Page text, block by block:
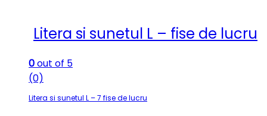
Litera si sunetul L – fise de lucru
0out of 5
(0)
Litera si sunetul L – 7 fise de lucru